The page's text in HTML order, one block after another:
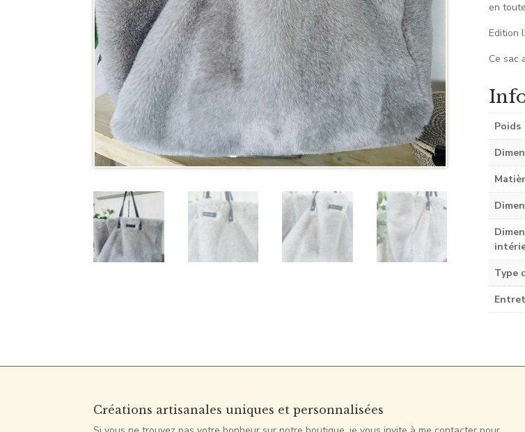
en
Edition
Ce sac
Poids
Type
Créations artisanales uniques et personnalisées